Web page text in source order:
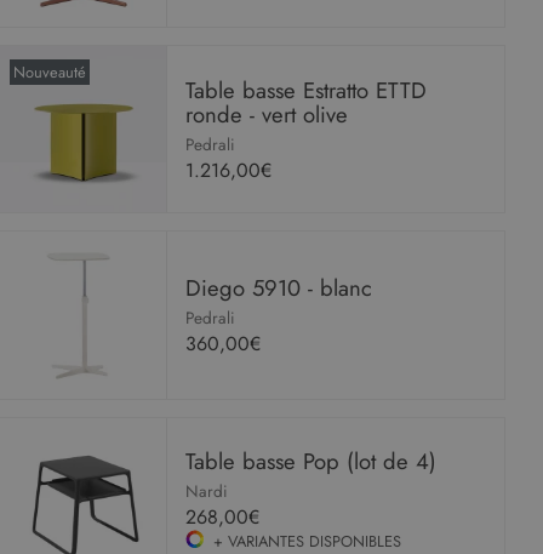
Nouveauté
Table basse Estratto ETTD
ronde - vert olive
Pedrali
1.216,00€
Diego 5910 - blanc
Pedrali
360,00€
Table basse Pop (lot de 4)
Nardi
268,00€
+ VARIANTES DISPONIBLES